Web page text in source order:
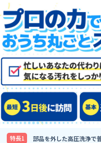
特⻑1
部品を外した高圧洗浄で